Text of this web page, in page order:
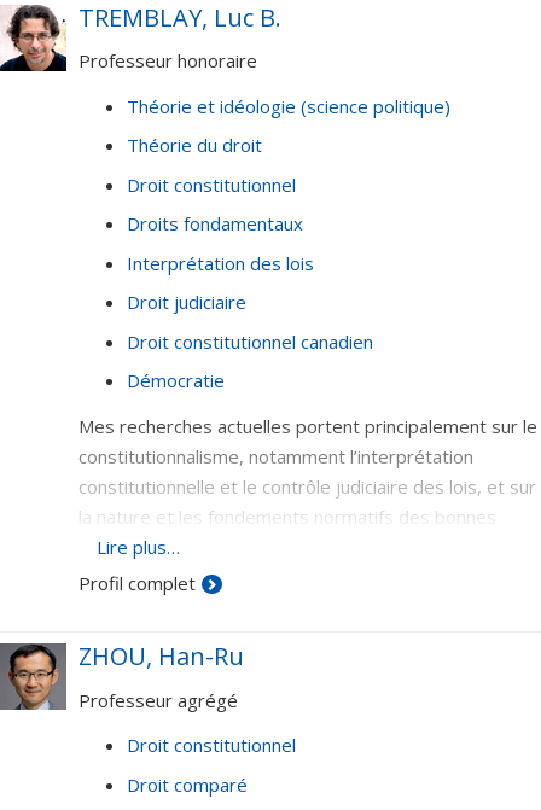
comportements, sinon comme mécanisme de gestion
des différends. Abordé dans ses significations
actuels portent sur la capacité du droit de porter le
changement et sur les conditions d’accès au droit et à
TREMBLAY, Luc B.
Professeur honoraire
Théorie et idéologie (science politique)
Théorie du droit
Droit constitutionnel
Droits fondamentaux
Interprétation des lois
Droit judiciaire
Droit constitutionnel canadien
Démocratie
Mes recherches actuelles portent principalement sur le
constitutionnalisme, notamment l’interprétation
constitutionnelle et le contrôle judiciaire des lois, et sur
la nature et les fondements normatifs des bonnes
justifications des restrictions aux droits garantis dans
les constitutions des sociétés libres et démocratiques.
Lire plus…
Profil complet
ZHOU, Han-Ru
Professeur agrégé
Droit constitutionnel
Droit comparé